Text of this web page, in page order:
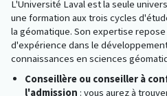
L'Université Laval est la seule
une formation aux trois cycles
la géomatique. Son expertise repose
d'expérience dans le
connaissances en sciences
Conseillère ou conseiller à
l'admission : vous aurez à